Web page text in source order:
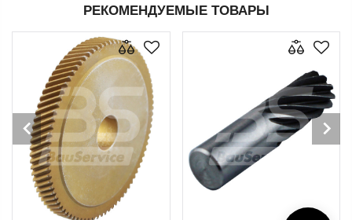
РЕКОМЕНДУЕМЫЕ ТОВАРЫ